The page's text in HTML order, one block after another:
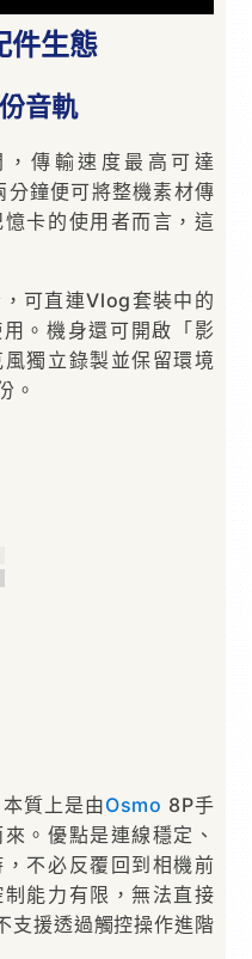
件生態
音軌
傳輸速度最高可達
鐘便可將整機素材傳
卡的使用者而言，這
可直連Vlog套裝中的
。機身還可開啟「影
獨立錄製並保留環境
。
質上是由Osmo 8P手
。優點是連線穩定、
不必反覆回到相機前
能力有限，無法直接
支援透過觸控操作進階